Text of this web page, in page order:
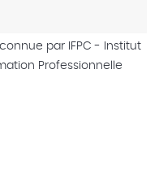
par IFPC - Institut
Professionnelle